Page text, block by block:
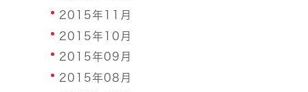
2015年11月
2015年10月
2015年09月
2015年08月